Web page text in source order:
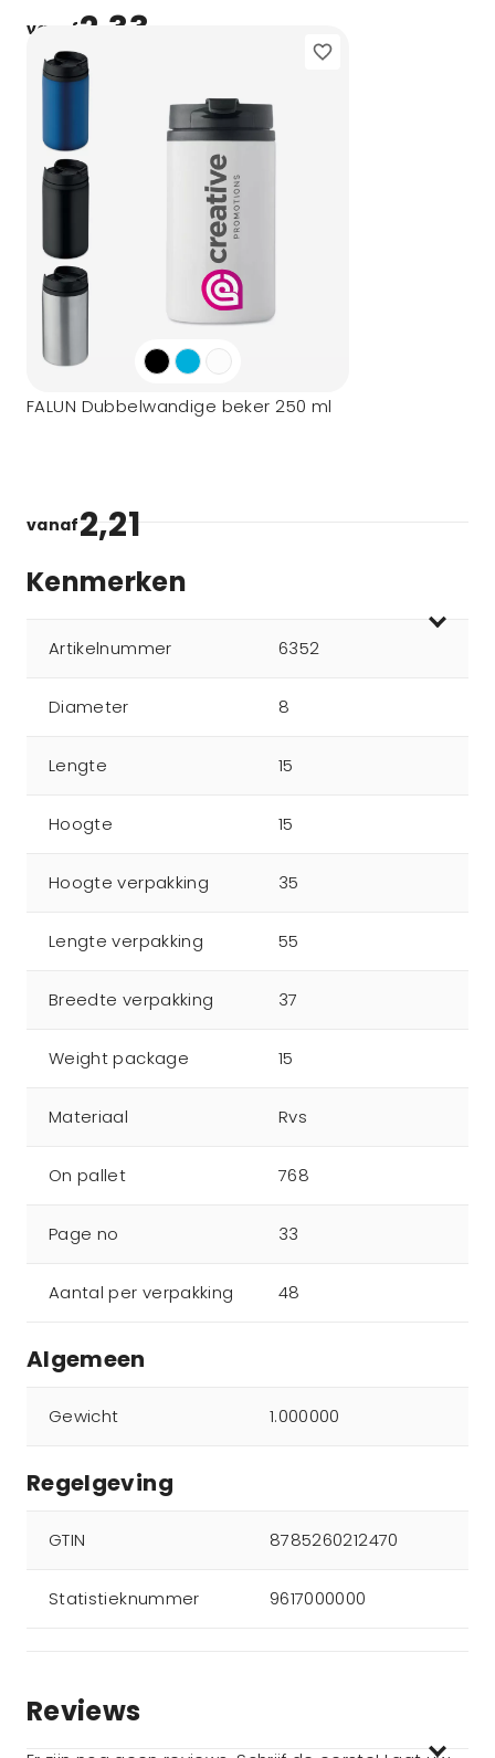
vanaf2,33
FALUN Dubbelwandige beker 250 ml
vanaf2,21
Kenmerken
Artikelnummer 6352
Diameter 8
Lengte 15
Hoogte 15
Hoogte verpakking 35
Lengte verpakking 55
Breedte verpakking 37
Weight package 15
Materiaal Rvs
On pallet 768
Page no 33
Aantal per verpakking 48
Algemeen
Gewicht 1.000000
Regelgeving
GTIN 8785260212470
Statistieknummer 9617000000
Reviews